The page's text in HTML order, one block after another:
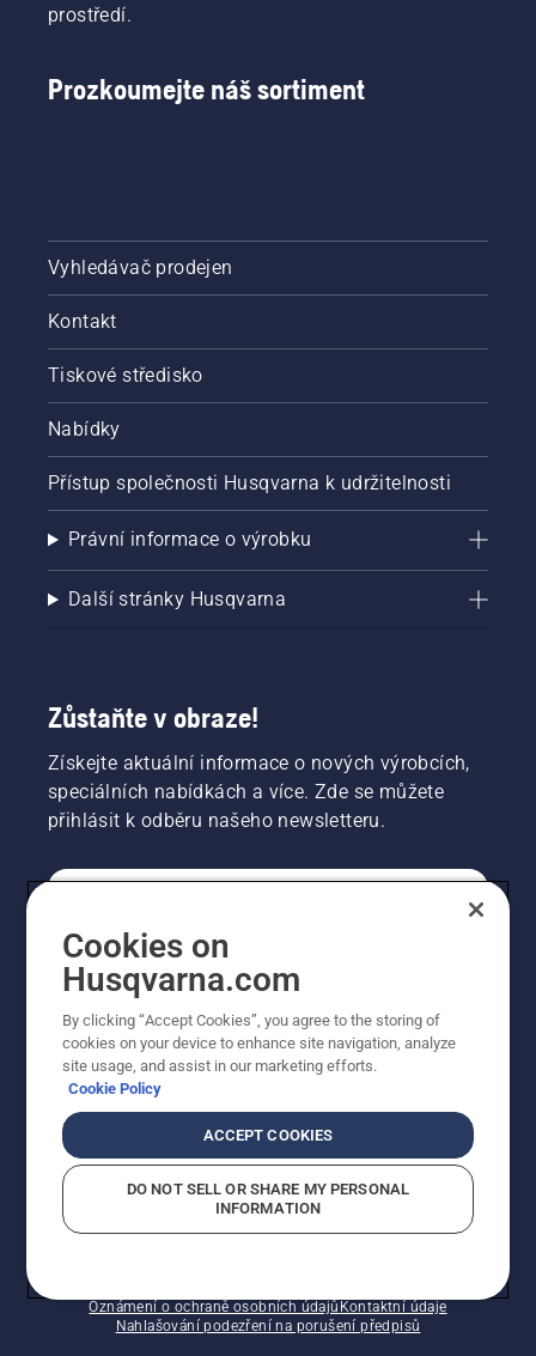
prostředí.
Prozkoumejte náš sortiment
Vyhledávač prodejen
Kontakt
Tiskové středisko
Nabídky
Přístup společnosti Husqvarna k udržitelnosti
Právní informace o výrobku
Další stránky Husqvarna
Zůstaňte v obraze!
Získejte aktuální informace o nových výrobcích,
speciálních nabídkách a více. Zde se můžete
přihlásit k odběru našeho newsletteru.
PROFESIONÁLNÍ
Oznámení o ochraně osobních údajů Kontaktní údaje
Nahlašování podezření na porušení předpisů
Cookies on
Husqvarna.com
By clicking “Accept Cookies”, you agree to the storing of
cookies on your device to enhance site navigation, analyze
site usage, and assist in our marketing efforts.
Cookie Policy
ACCEPT COOKIES
DO NOT SELL OR SHARE MY PERSONAL
INFORMATION